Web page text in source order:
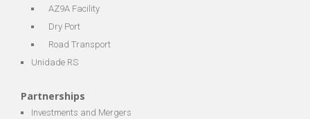
AZ9A Facility
Dry Port
Road Transport
Unidade RS
Partnerships
Investments and Mergers